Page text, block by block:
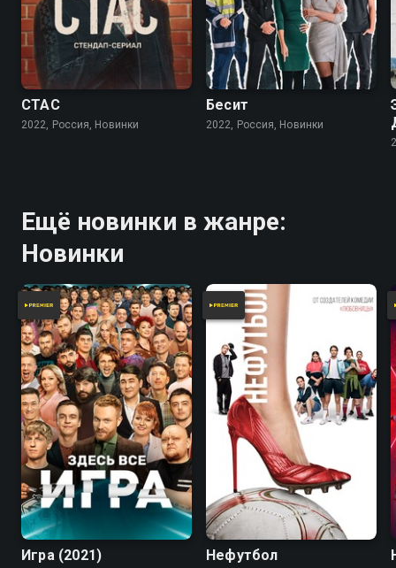
СТАС
2022, Россия, Новинки
Бесит
2022, Россия, Новинки
Ещё новинки в жанре:
Новинки
7.8
Игра (2021) Нефутбол